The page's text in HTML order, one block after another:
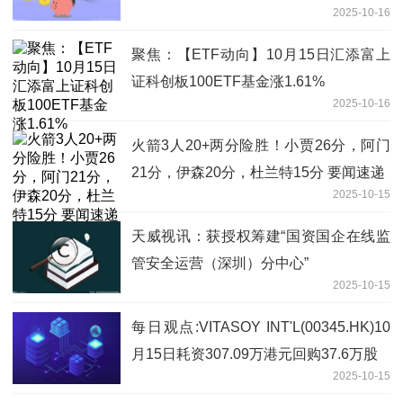
2025-10-16
聚焦：【ETF动向】10月15日汇添富上
证科创板100ETF基金涨1.61%
2025-10-16
火箭3人20+两分险胜！小贾26分，阿门
21分，伊森20分，杜兰特15分 要闻速递
2025-10-15
天威视讯：获授权筹建“国资国企在线监
管安全运营（深圳）分中心”
2025-10-15
每日观点:VITASOY INT'L(00345.HK)10
月15日耗资307.09万港元回购37.6万股
2025-10-15